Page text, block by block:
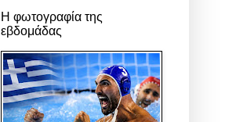
Η φωτογραφία της
εβδομάδας